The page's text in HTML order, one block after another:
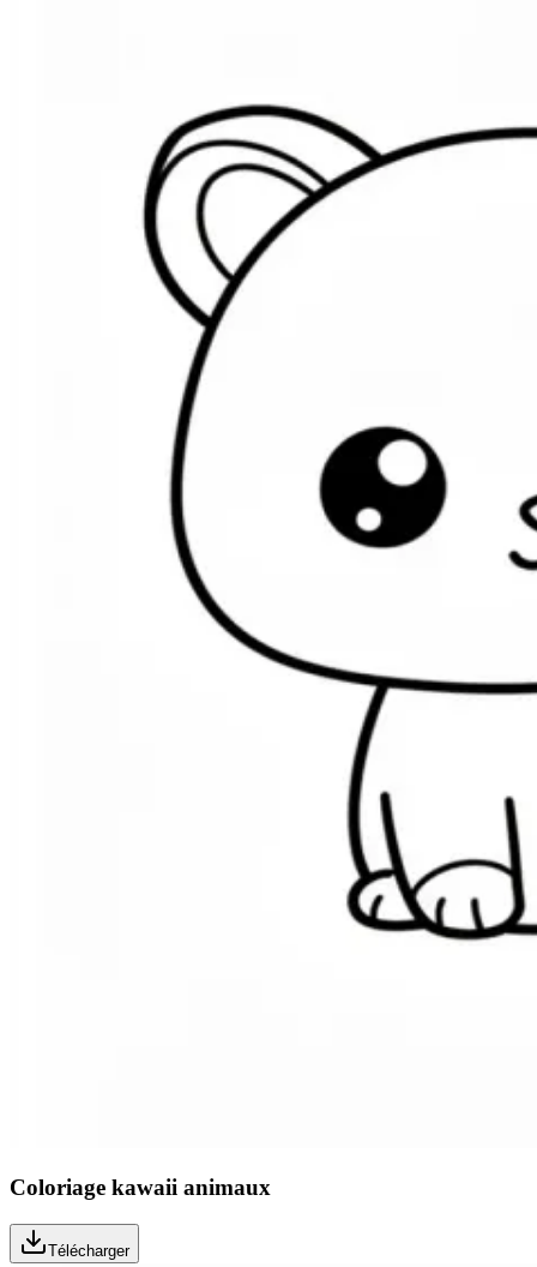
Coloriage kawaii animaux
Télécharger